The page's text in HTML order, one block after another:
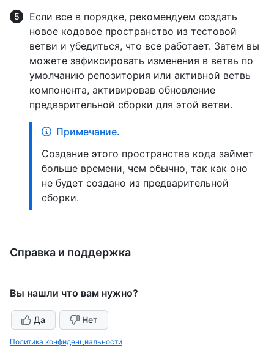
Если все в порядке, рекомендуем создать
новое кодовое пространство из тестовой
ветви и убедиться, что все работает. Затем вы
можете зафиксировать изменения в ветвь по
умолчанию репозитория или активной ветвь
компонента, активировав обновление
предварительной сборки для этой ветви.
Примечание.
Создание этого пространства кода займет
больше времени, чем обычно, так как оно
не будет создано из предварительной
сборки.
Справка и поддержка
Вы нашли что вам нужно?
Да Нет
Политика конфиденциальности